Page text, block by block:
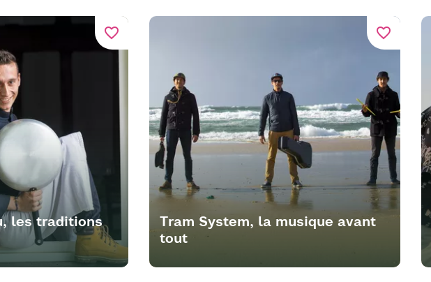
favorite_border
les traditions
favorite_border
Tram System, la musique avant
tout